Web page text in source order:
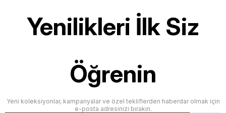
Yenilikleri İlk Siz
Öğrenin
Yeni koleksiyonlar, kampanyalar ve özel tekliflerden haberdar olmak için
e-posta adresinizi bırakın.